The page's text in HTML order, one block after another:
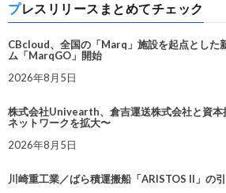
プレスリリースまとめてチェック
CBcloud、全国の「Marq」施設を起点とした
ム「MarqGO」開始
2026年8月5日
株式会社Univearth、倉吉運送株式会社と資本
ネットワークを拡大〜
2026年8月5日
川崎重工業／ばら積運搬船「ARISTOS II」の